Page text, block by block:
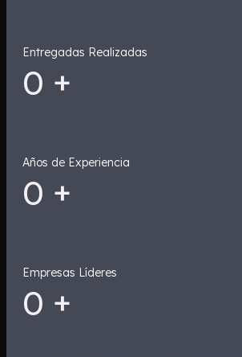
Entregadas Realizadas
0 +
Años de Experiencia
0 +
Empresas Líderes
0 +